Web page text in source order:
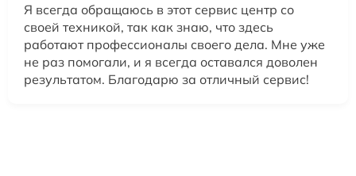
Я всегда обращаюсь в этот сервис центр со
своей техникой, так как знаю, что здесь
работают профессионалы своего дела. Мне уже
не раз помогали, и я всегда оставался доволен
результатом. Благодарю за отличный сервис!